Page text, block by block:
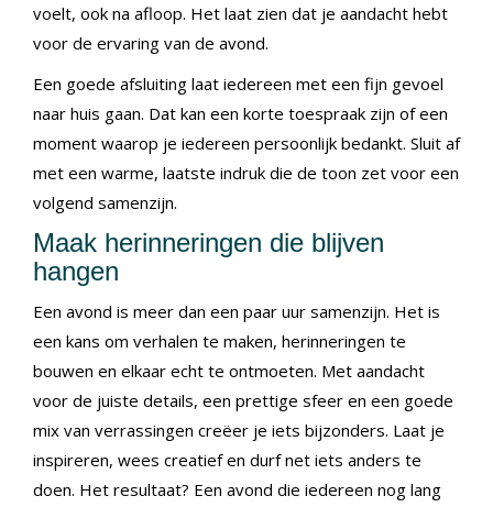
voelt, ook na afloop. Het laat zien dat je aandacht hebt
voor de ervaring van de avond.
Een goede afsluiting laat iedereen met een fijn gevoel
naar huis gaan. Dat kan een korte toespraak zijn of een
moment waarop je iedereen persoonlijk bedankt. Sluit af
met een warme, laatste indruk die de toon zet voor een
volgend samenzijn.
Maak herinneringen die blijven
hangen
Een avond is meer dan een paar uur samenzijn. Het is
een kans om verhalen te maken, herinneringen te
bouwen en elkaar echt te ontmoeten. Met aandacht
voor de juiste details, een prettige sfeer en een goede
mix van verrassingen creëer je iets bijzonders. Laat je
inspireren, wees creatief en durf net iets anders te
doen. Het resultaat? Een avond die iedereen nog lang